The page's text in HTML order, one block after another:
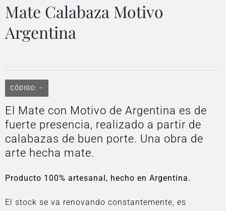
Mate Calabaza Motivo
Argentina
CÓDIGO: –
El Mate con Motivo de Argentina es de
fuerte presencia, realizado a partir de
calabazas de buen porte. Una obra de
arte hecha mate.
Producto 100% artesanal, hecho en Argentina.
El stock se va renovando constantemente, es